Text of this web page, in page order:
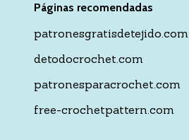
Páginas recomendadas
patronesgratisdetejido.com
detodocrochet.com
patronesparacrochet.com
free-crochetpattern.com